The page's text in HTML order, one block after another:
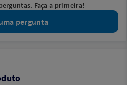
Faça a primeira!
pergunta